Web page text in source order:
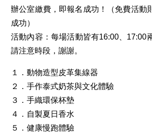
辦公室繳費，即報名成功！（免費活動
成功）
活動內容：每場活動皆有16:00、17:00
請注意時段，謝謝。
１．動物造型皮革集線器
２．手作泰式奶茶與文化體驗
３．手織環保杯墊
４．自製夏日香水
５．健康慢跑體驗